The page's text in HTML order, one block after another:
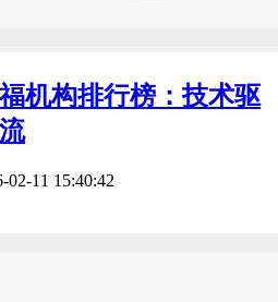
机构排行榜：技术驱
02-11 15:40:42